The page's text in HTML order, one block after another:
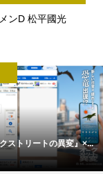
ンD 松平國光
ストリートの異変』×...